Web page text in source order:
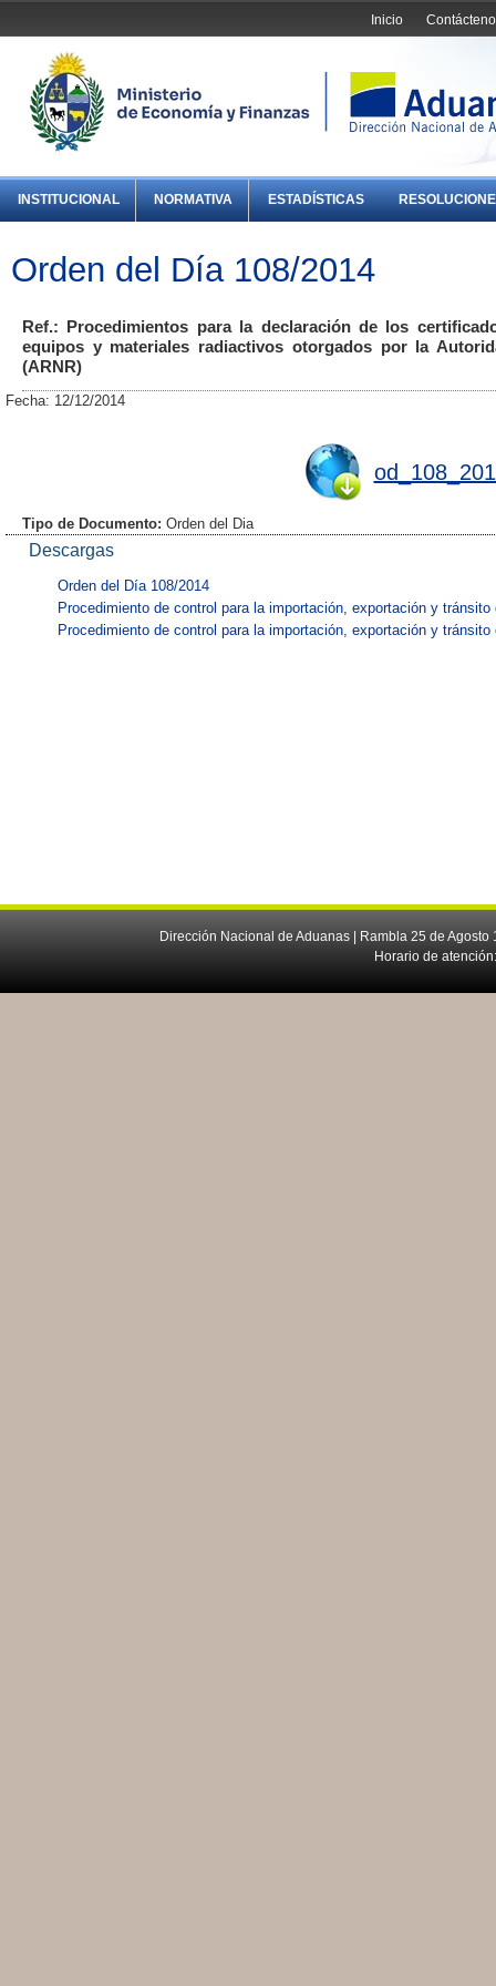
Inicio
INSTITUCIONAL NORMATIVA ESTADÍSTICAS
Orden del Día 108/2014
Ref.: Procedimientos para la declaración de los
equipos y materiales radiactivos otorgados por la
(ARNR)
Fecha: 12/12/2014
Tipo de Documento: Orden del Dia
Descargas
Orden del Día 108/2014
Procedimiento de control para la importación, exportación y
Procedimiento de control para la importación, exportación y
Dirección Nacional de Aduanas | Rambla 25 de
Horario de